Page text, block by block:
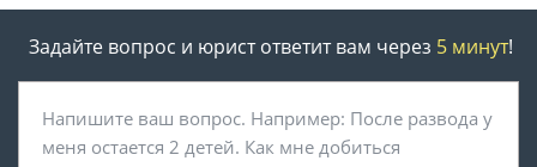
Задайте вопрос и юрист ответит вам через 5 минут!